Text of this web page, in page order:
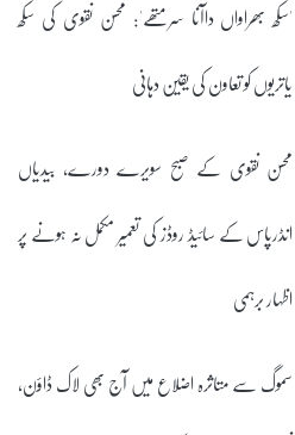
'سکھ بھراواں داآنا سرمتھے': محسن نقوی کی سکھ
یاتریوں کو تعاون کی یقین دہانی
محسن نقوی کے صبح سویرے دورے، بیدیاں
انڈرپاس کے سائیڈ روڈز کی تعمیر مکمل نہ ہونے پر
اظہار برہمی
سموگ سے متاثرہ اضلاع میں آج بھی لاک ڈاؤن،